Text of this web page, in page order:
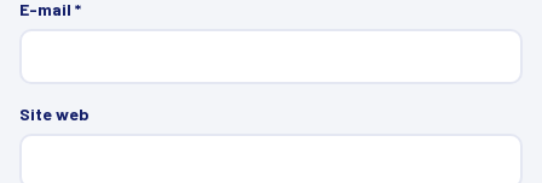
E-mail *
Site web